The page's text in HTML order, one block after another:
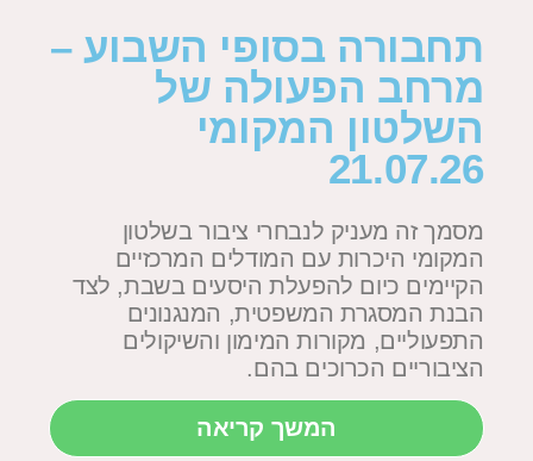
תחבורה בסופי השבוע –
מרחב הפעולה של
השלטון המקומי
21.07.26
מסמך זה מעניק לנבחרי ציבור בשלטון
המקומי היכרות עם המודלים המרכזיים
הקיימים כיום להפעלת היסעים בשבת, לצד
הבנת המסגרת המשפטית, המנגנונים
התפעוליים, מקורות המימון והשיקולים
הציבוריים הכרוכים בהם.
המשך קריאה